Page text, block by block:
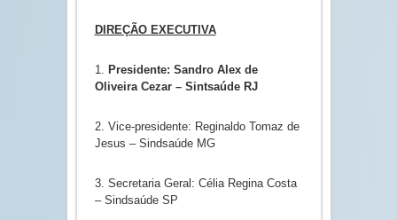
DIREÇÃO EXECUTIVA
1. Presidente: Sandro Alex de
Oliveira Cezar – Sintsaúde RJ
2. Vice-presidente: Reginaldo Tomaz de
Jesus – Sindsaúde MG
3. Secretaria Geral: Célia Regina Costa
– Sindsaúde SP